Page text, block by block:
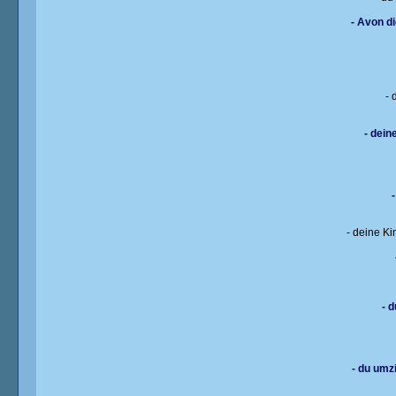
- Avon
-
-
- deine
-
- du